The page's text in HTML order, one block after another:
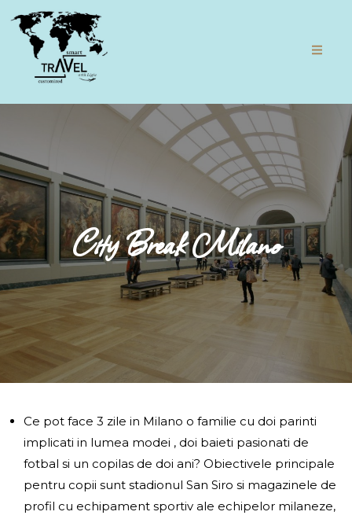
City Break Milano
Ce pot face 3 zile in Milano o familie cu doi parinti
implicati in lumea modei , doi baieti pasionati de
fotbal si un copilas de doi ani? Obiectivele principale
pentru copii sunt stadionul San Siro si magazinele de
profil cu echipament sportiv ale echipelor milaneze,